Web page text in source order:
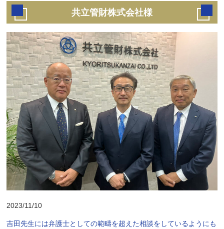
共立管財株式会社様
2023/11/10
吉田先生には弁護士としての範疇を超えた相談をしているようにも